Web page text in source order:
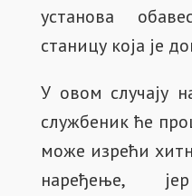
установа
станицу која је
У овом случају
службеник ће
може изрећи
наређење,